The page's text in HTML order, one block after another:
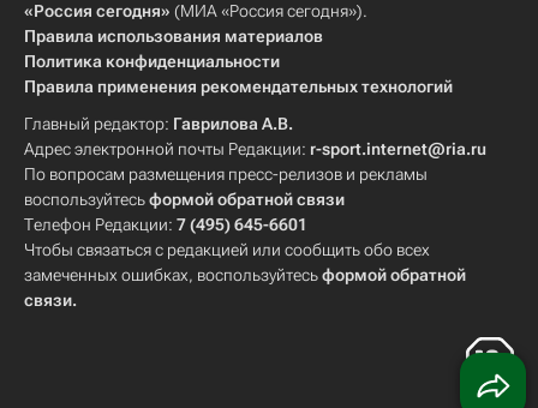
«Россия сегодня» (МИА «Россия сегодня»).
Правила использования материалов
Политика конфиденциальности
Правила применения рекомендательных технологий
Главный редактор: Гаврилова А.В.
Адрес электронной почты Редакции: r-sport.internet@ria.ru
По вопросам размещения пресс-релизов и рекламы
воспользуйтесьформой обратной связи
Телефон Редакции: 7 (495) 645-6601
Чтобы связаться с редакцией или сообщить обо всех
замеченных ошибках, воспользуйтесьформой обратной
связи.